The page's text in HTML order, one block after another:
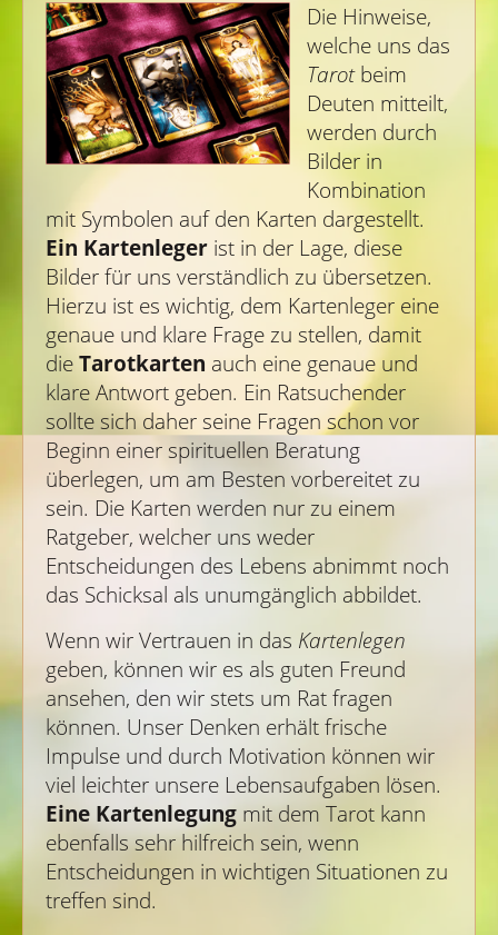
Die Hinweise,
welche uns das
Tarotbeim
Deuten mitteilt,
werden durch
Bilder in
Kombination
mit Symbolen auf den Karten dargestellt.
Ein Kartenleger ist in der Lage, diese
Bilder für uns verständlich zu übersetzen.
Hierzu ist es wichtig, dem Kartenleger eine
genaue und klare Frage zu stellen, damit
dieTarotkarten auch eine genaue und
klare Antwort geben. Ein Ratsuchender
sollte sich daher seine Fragen schon vor
Beginn einer spirituellen Beratung
überlegen, um am Besten vorbereitet zu
sein. Die Karten werden nur zu einem
Ratgeber, welcher uns weder
Entscheidungen des Lebens abnimmt noch
das Schicksal als unumgänglich abbildet.
Wenn wir Vertrauen in das Kartenlegen
geben, können wir es als guten Freund
ansehen, den wir stets um Rat fragen
können. Unser Denken erhält frische
Impulse und durch Motivation können wir
viel leichter unsere Lebensaufgaben lösen.
Eine Kartenlegung mit dem Tarot kann
ebenfalls sehr hilfreich sein, wenn
Entscheidungen in wichtigen Situationen zu
treffen sind.